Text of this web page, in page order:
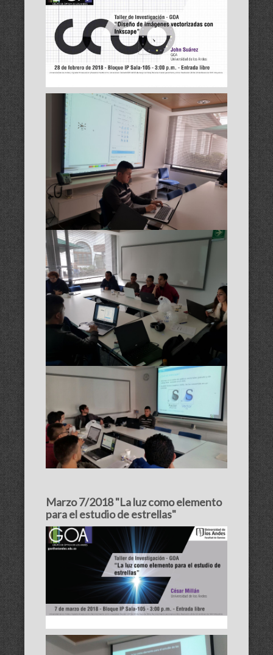
Marzo 7/2018 "La luz como elemento
para el estudio de estrellas"